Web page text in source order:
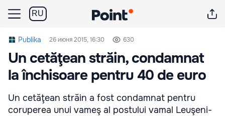
RU
Publika 26 июня 2015, 16:30 630
Un cetăţean străin, condamnat
la închisoare pentru 40 de euro
Un cetăţean străin a fost condamnat pentru
coruperea unui vameş al postului vamal Leuşeni-